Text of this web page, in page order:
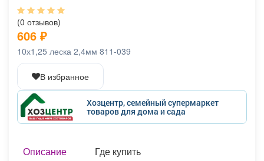
Афиша Обучение
Товары Поздравления Погода
(0 отзывов)
606 ₽
10х1,25 леска 2,4мм 811-039
В избранное
Хозцентр, семейный супермаркет
товаров для дома и сада
Описание Где купить